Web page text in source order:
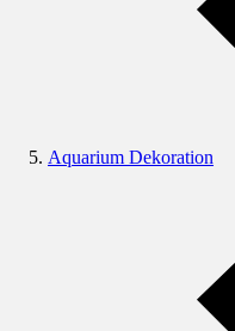
Aquarium Dekoration